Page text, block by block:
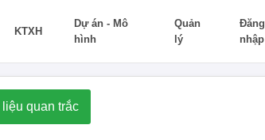
KTXH
Dự án - Mô
hình
Quản
lý
Đăng
nhập